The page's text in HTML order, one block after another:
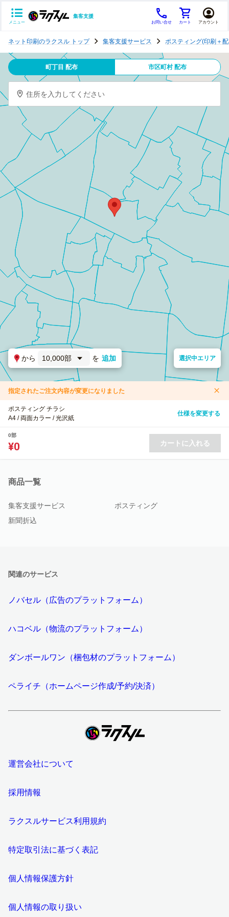
メニュー
集客支援
お問い合せ カート アカウント
テ
ン
グ
ネット印刷のラクスル トップ 集客支援サービス ポスティング(印刷＋
町丁目 配布 市区町村 配布
住所を入力してください
から 10,000部 を 追加 選択中エリア
指定されたご注文内容が変更になりました
ポスティング チラシ
A4 / 両面カラー / 光沢紙
仕様を変更する
0部
¥0 カートに入れる
商品一覧
集客支援サービス
ポスティング
新聞折込
関連のサービス
ノバセル（広告のプラットフォーム）
ハコベル（物流のプラットフォーム）
ダンボールワン（梱包材のプラットフォーム）
ペライチ（ホームページ作成/予約/決済）
運営会社について
採用情報
ラクスルサービス利用規約
特定取引法に基づく表記
個人情報保護方針
個人情報の取り扱い